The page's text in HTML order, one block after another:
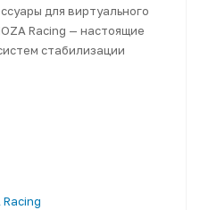
для виртуального
Racing — настоящие
стабилизации